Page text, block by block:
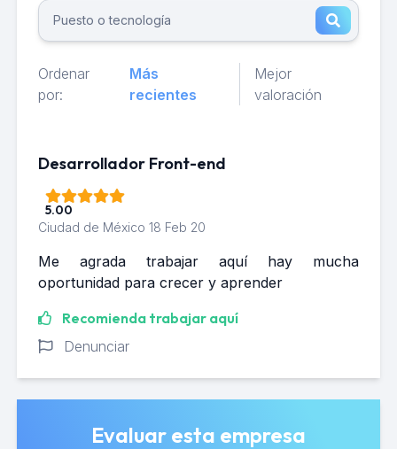
Ordenar
por:
Más
recientes
Mejor
valoración
Desarrollador Front-end
5.00
Ciudad de México 18 Feb 20
Me agrada trabajar aquí hay mucha
oportunidad para crecer y aprender
Recomienda trabajar aquí
Denunciar
Evaluar esta empresa